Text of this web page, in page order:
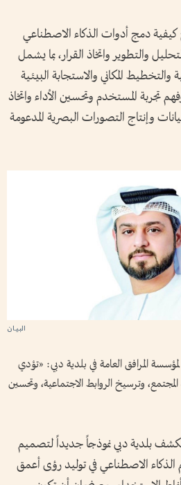
دمج أدوات الذكاء الاصطناعي
والتطوير واتخاذ القرار، بما يشمل
المكاني والاستجابة البيئية
تجربة المستخدم وتحسين الأداء واتخاذ
وإنتاج التصورات البصرية المدعومة
المرافق العامة في بلدية دبي: «تؤدي
المجتمع، وترسيخ الروابط الاجتماعية، وتحسين
بلدية دبي نموذجاً جديداً لتصميم
الاصطناعي في توليد رؤى أعمق